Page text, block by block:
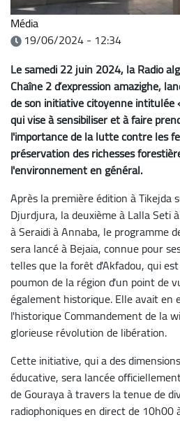
Média
19/06/2024 - 12:34
Le samedi 22 juin 2024, la Radio
Chaîne 2 d’expression amazighe,
de son initiative citoyenne intitulée
qui vise à sensibiliser et à faire
l'importance de la lutte contre les
préservation des richesses
l'environnement en général.
Après la première édition à Tikejda
Djurdjura, la deuxième à Lalla Seti
à Seraidi à Annaba, le programme
sera lancé à Bejaia, connue pour
telles que la forêt d'Akfadou, qui
poumon de la région d'un point de
également historique. Elle avait en
l'historique Commandement de la
glorieuse révolution de libération.
Cette initiative, qui a des
éducative, sera lancée
de Gouraya à travers la tenue de
radiophoniques en direct de 10h00